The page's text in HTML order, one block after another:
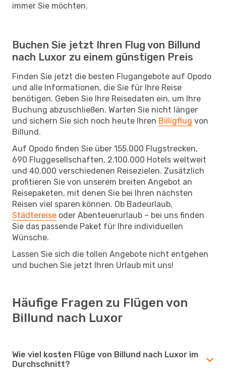
immer Sie möchten.
Buchen Sie jetzt Ihren Flug von Billund
nach Luxor zu einem günstigen Preis
Finden Sie jetzt die besten Flugangebote auf Opodo
und alle Informationen, die Sie für Ihre Reise
benötigen. Geben Sie Ihre Reisedaten ein, um Ihre
Buchung abzuschließen. Warten Sie nicht länger
und sichern Sie sich noch heute Ihren Billigflug von
Billund.
Auf Opodo finden Sie über 155.000 Flugstrecken,
690 Fluggesellschaften, 2.100.000 Hotels weltweit
und 40.000 verschiedenen Reisezielen. Zusätzlich
profitieren Sie von unserem breiten Angebot an
Reisepaketen, mit denen Sie bei Ihren nächsten
Reisen viel sparen können. Ob Badeurlaub,
Städtereise oder Abenteuerurlaub – bei uns finden
Sie das passende Paket für Ihre individuellen
Wünsche.
Lassen Sie sich die tollen Angebote nicht entgehen
und buchen Sie jetzt Ihren Urlaub mit uns!
Häufige Fragen zu Flügen von
Billund nach Luxor
Wie viel kosten Flüge von Billund nach Luxor im
Durchschnitt?